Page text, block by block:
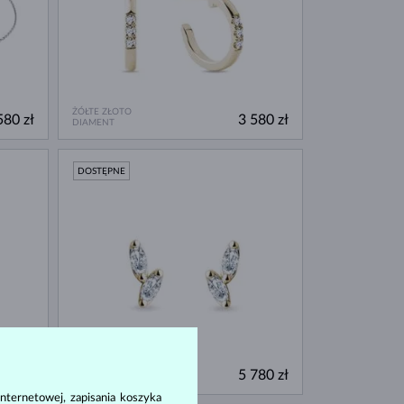
zł
ŻÓŁTE ZŁOTO
DIAMENT
3 580 zł
DOSTĘPNE
5 780 zł
zapisania koszyka